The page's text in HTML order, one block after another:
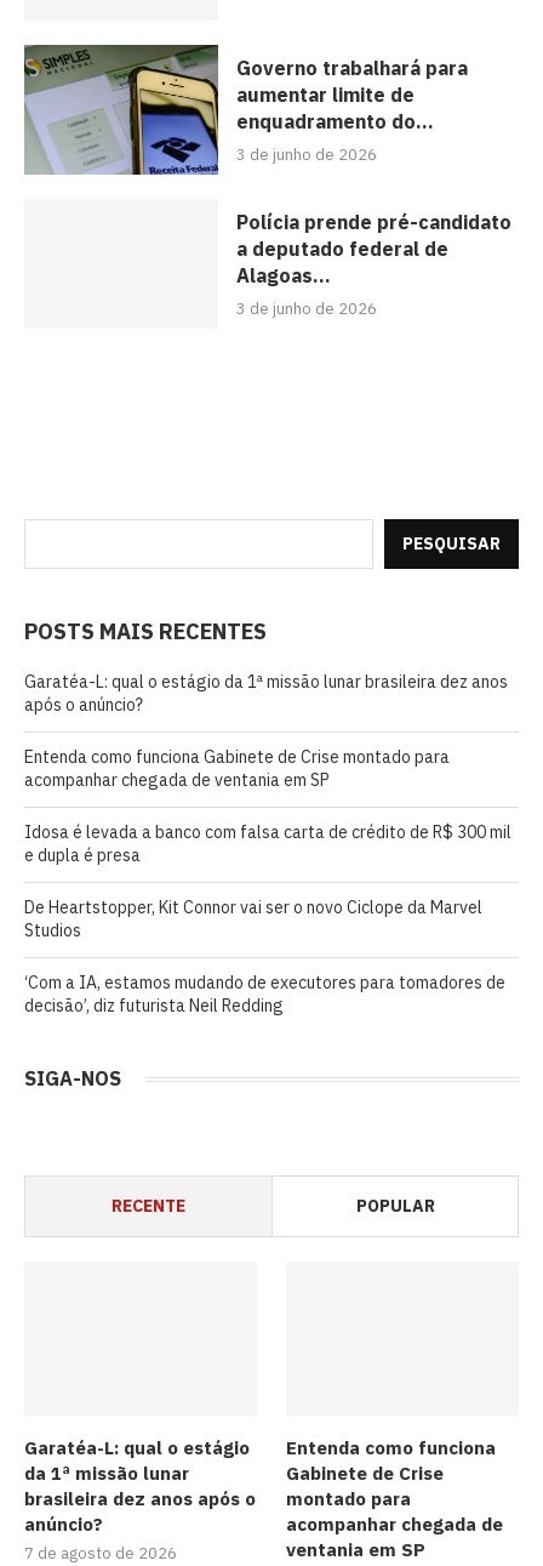
Governo trabalhará para
aumentar limite de
enquadramento do...
3 de junho de 2026
Polícia prende pré-candidato
a deputado federal de
Alagoas...
3 de junho de 2026
PESQUISAR
POSTS MAIS RECENTES
Garatéa-L: qual o estágio da 1ª missão lunar brasileira dez anos
após o anúncio?
Entenda como funciona Gabinete de Crise montado para
acompanhar chegada de ventania em SP
Idosa é levada a banco com falsa carta de crédito de R$ 300 mil
e dupla é presa
De Heartstopper, Kit Connor vai ser o novo Ciclope da Marvel
Studios
‘Com a IA, estamos mudando de executores para tomadores de
decisão’, diz futurista Neil Redding
SIGA-NOS
RECENTE POPULAR
Garatéa-L: qual o estágio
da 1ª missão lunar
brasileira dez anos após o
anúncio?
7 de agosto de 2026
Entenda como funciona
Gabinete de Crise
montado para
acompanhar chegada de
ventania em SP